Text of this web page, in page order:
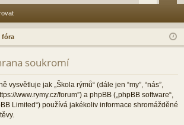
lá
sit
ist
ro
fóra
soukromí
vysvětluje jak „Škola rýmů“ (dále jen “my”, “nás”,
www.rymy.cz/forum”) a phpBB („phpBB software“,
Limited“) používá jakékoliv informace shromážděné